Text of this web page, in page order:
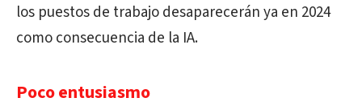
los puestos de trabajo desaparecerán ya en 2024
como consecuencia de la IA.
Poco entusiasmo